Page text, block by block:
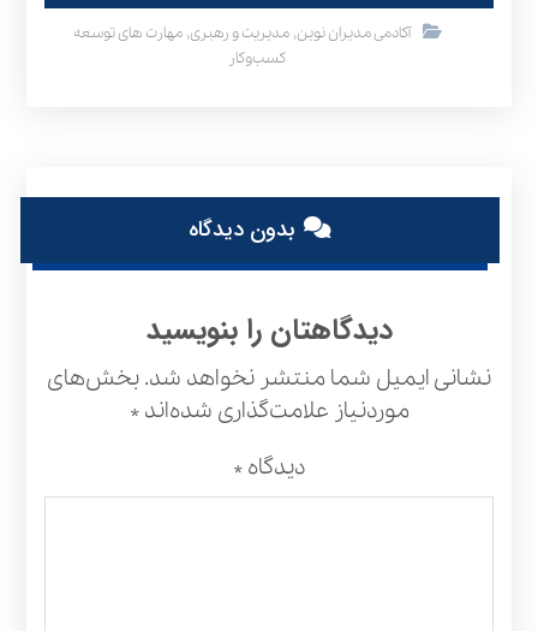
آکادمی مدیران نوین,مدیریت و رهبری,مهارت های توسعه
کسب‌وکار
بدون دیدگاه
دیدگاهتان را بنویسید
نشانی ایمیل شما منتشر نخواهد شد.بخش‌های
موردنیاز علامت‌گذاری شده‌اند*
دیدگاه*